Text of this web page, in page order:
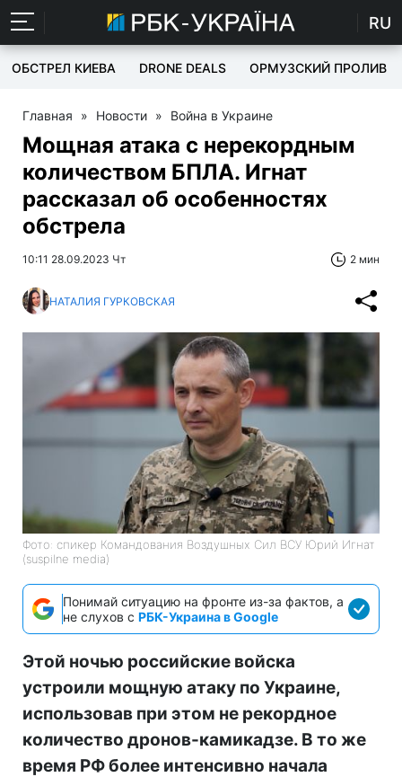
RU
ОБСТРЕЛ КИЕВА DRONE DEALS ОРМУЗСКИЙ ПРОЛИВ
Главная » Новости » Война в Украине
Мощная атака с нерекордным
количеством БПЛА. Игнат
рассказал об особенностях
обстрела
10:11 28.09.2023 Чт 2 мин
НАТАЛИЯ ГУРКОВСКАЯ
Фото: спикер Командования Воздушных Сил ВСУ Юрий Игнат
(suspilne media)
Понимай ситуацию на фронте из-за фактов, а
не слухов с РБК-Украина в Google
Этой ночью российские войска
устроили мощную атаку по Украине,
использовав при этом не рекордное
количество дронов-камикадзе. В то же
время РФ более интенсивно начала